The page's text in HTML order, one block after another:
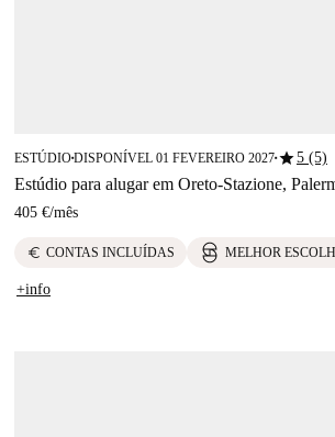
ESTÚDIO■DISPONÍVEL 01 FEVEREIRO 2027■star5 (5)
Estúdio para alugar em Oreto-Stazione,
405 €/mês
euro CONTAS INCLUÍDAS MELHOR
+info